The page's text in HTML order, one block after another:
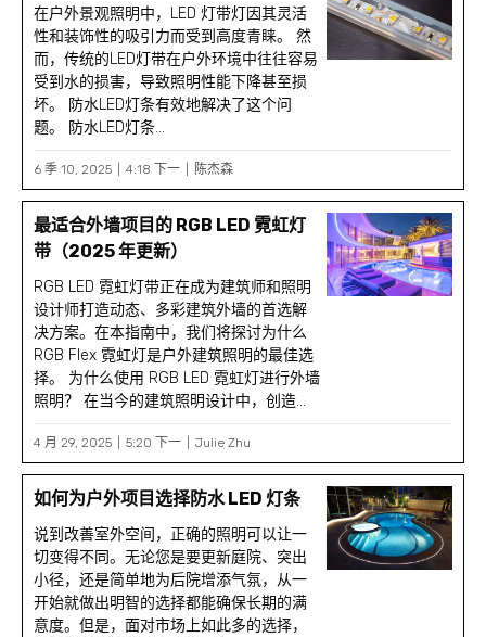
在户外景观照明中，LED 灯带灯因其灵活
性和装饰性的吸引力而受到高度青睐。 然
而，传统的LED灯带在户外环境中往往容易
受到水的损害，导致照明性能下降甚至损
坏。 防水LED灯条有效地解决了这个问
题。 防水LED灯条...
6 季 10, 2025 4:18 下一 陈杰森
最适合外墙项目的 RGB LED 霓虹灯
带（2025 年更新）
RGB LED 霓虹灯带正在成为建筑师和照明
设计师打造动态、多彩建筑外墙的首选解
决方案。在本指南中，我们将探讨为什么
RGB Flex 霓虹灯是户外建筑照明的最佳选
择。 为什么使用 RGB LED 霓虹灯进行外墙
照明？ 在当今的建筑照明设计中，创造...
4 月 29, 2025 5:20 下一 Julie Zhu
如何为户外项目选择防水 LED 灯条
说到改善室外空间，正确的照明可以让一
切变得不同。无论您是要更新庭院、突出
小径，还是简单地为后院增添气氛，从一
开始就做出明智的选择都能确保长期的满
意度。但是，面对市场上如此多的选择，